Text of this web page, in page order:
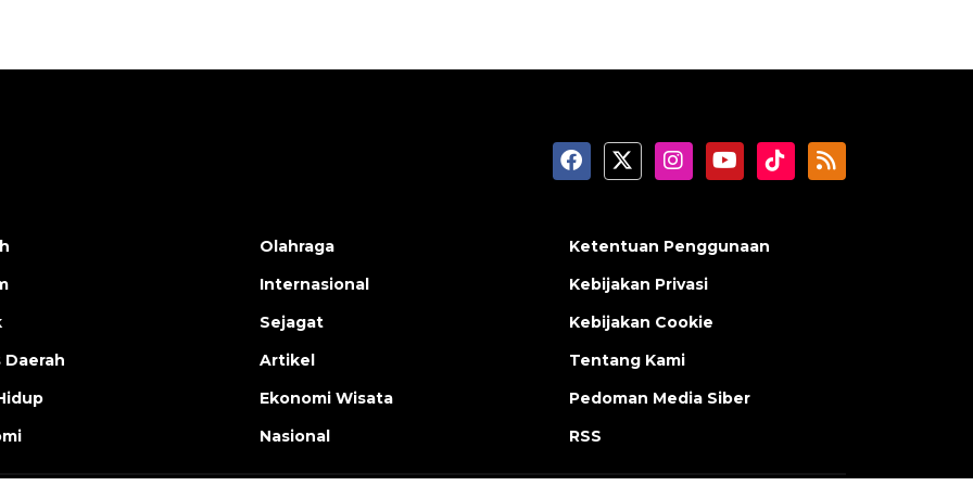
Olahraga
Internasional
Sejagat
Artikel
Ekonomi Wisata
Nasional
Ketentuan Penggunaan
Kebijakan Privasi
Kebijakan Cookie
Tentang Kami
Pedoman Media Siber
RSS